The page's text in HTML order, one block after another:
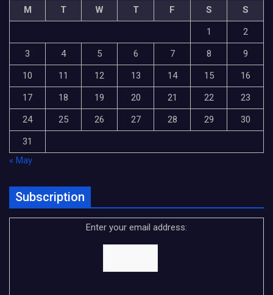
M T W T F S
S
1
2
3
4 5 6 7 8
9
10
11 12 13 14 15
16
17
18 19 20 21 22
23
24
25 26 27 28 29
30
31
« May
Subscription
Enter your email address: